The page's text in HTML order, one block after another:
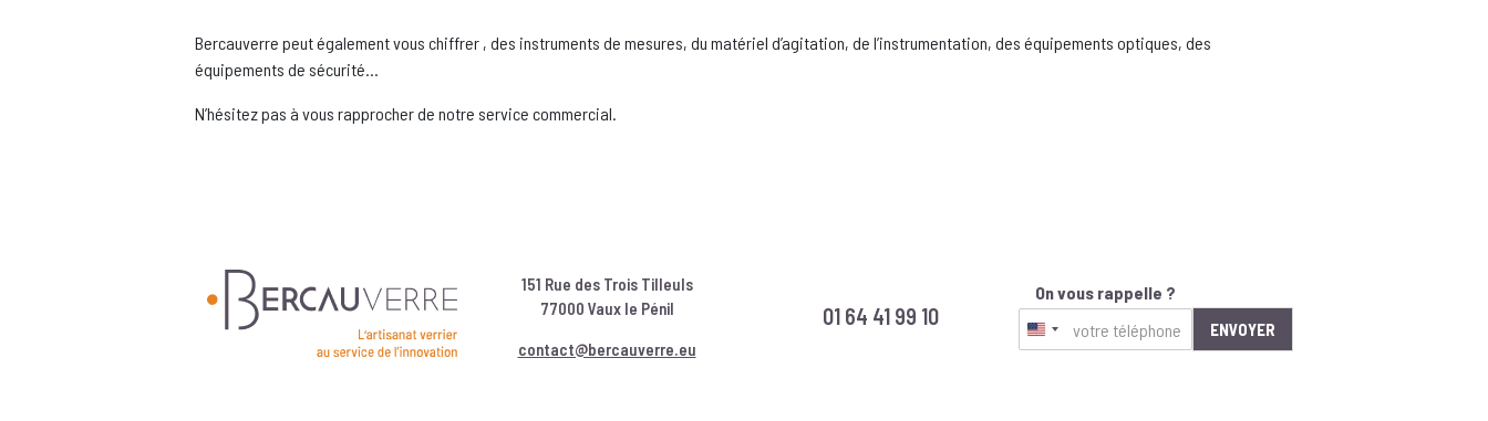
Bercauverre peut également vous chiffrer , des instruments de mesures, du matériel d’agitation, de l’instrumentation, des équipements optiques, des
équipements de sécurité…
N’hésitez pas à vous rapprocher de notre service commercial.
151 Rue des Trois Tilleuls
77000 Vaux le Pénil
contact@bercauverre.eu
01 64 41 99 10
On vous rappelle ?
ENVOYER